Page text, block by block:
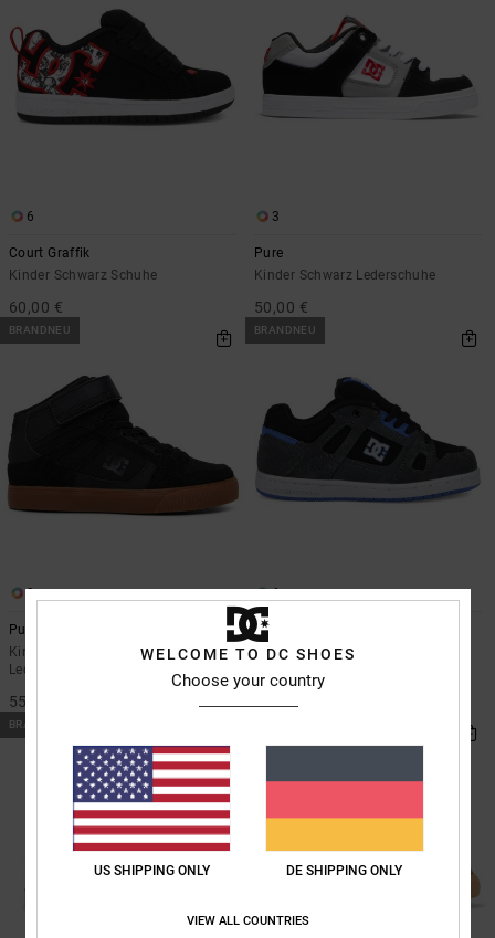
6
Court Graffik
Kinder Schwarz Schuhe
60,00 €
3
Pure
Kinder Schwarz Lederschuhe
50,00 €
BRANDNEU
8
Pure High-Top EV
Kinder Schwarz High-Top-
Lederschuhe
55,00 €
BRANDNEU
6
Stag
Kinder Grau Schuhe
55,00 €
BRANDNEU
WELCOME TO DC SHOES
Choose your country
US SHIPPING ONLY DE SHIPPING ONLY
VIEW ALL COUNTRIES